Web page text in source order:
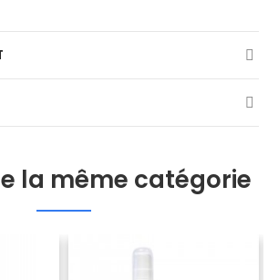
la même catégorie